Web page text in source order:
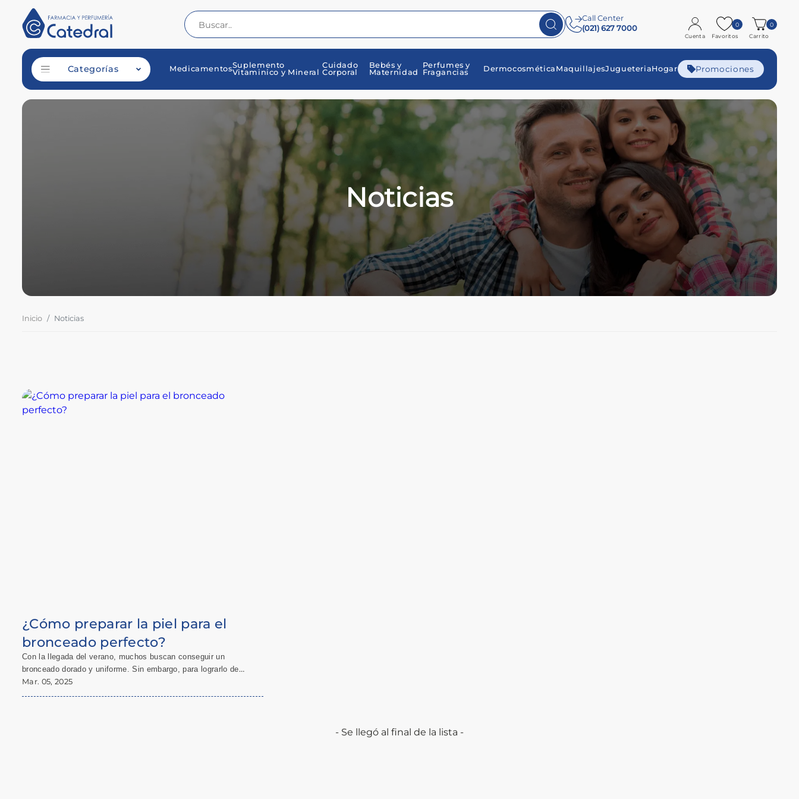
Call Center
(021) 627 7000
Cuenta Favoritos
0
Carrito
0
Categorías MedicamentosSuplemento
Vitaminico y Mineral
Cuidado
Corporal
Bebés y
Maternidad
Perfumes y
Fragancias
Dermocosmética MaquillajesJugueteriaHogar Promociones
Noticias
Inicio Noticias
¿Cómo preparar la piel para el
bronceado perfecto?
Con la llegada del verano, muchos buscan conseguir un
bronceado dorado y uniforme. Sin embargo, para lograrlo de
manera saludable y duradera, es fundamental preparar la piel
Mar. 05, 2025
- Se llegó al final de la lista -